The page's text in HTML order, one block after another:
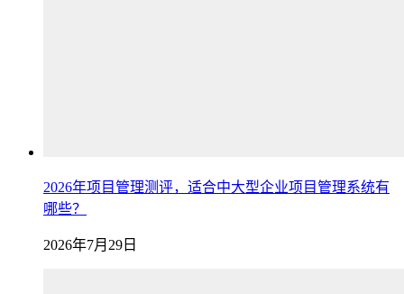
2026年项目管理测评，适合中大型企业项目管理系统有
哪些？
2026年7月29日